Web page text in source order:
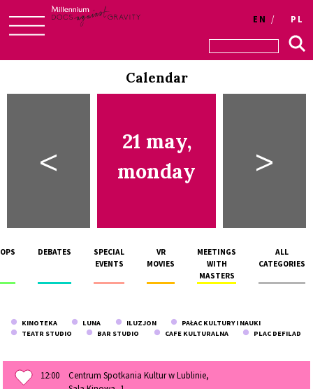
to
EN PL
Calendar
<
21 may,
monday
>
DEBATES
SPECIAL
EVENTS
VR
MOVIES
MEETINGS
WITH
MASTERS
ALL
CATEGORIES
KINOTEKA LUNA ILUZJON
PAŁAC KULTURY I NAUKI
TEATR STUDIO
BAR STUDIO CAFE KULTURALNA PLAC DEFILAD
12:00
Centrum Spotkania Kultur w Lublinie,